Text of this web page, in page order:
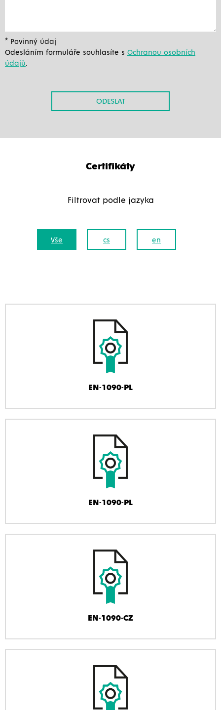
* Povinný údaj
Odesláním formuláře souhlasíte s Ochranou osobních
údajů.
ODESLAT
Certifikáty
Filtrovat podle jazyka
Vše cs en
EN-1090-PL
EN-1090-PL
EN-1090-CZ